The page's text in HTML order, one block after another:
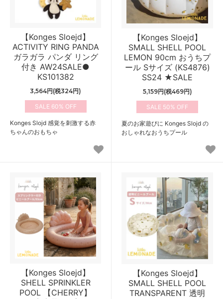
【Konges Sloejd】
ACTIVITY RING PANDA
ガラガラ パンダ リング
付き AW24SALE●
KS101382
3,564円(税324円)
60%
Konges Slojd 感覚を刺激する赤
ちゃんのおもちゃ
【Konges Sloejd】
SMALL SHELL POOL
LEMON 90cm おうちプ
ール Sサイズ (KS4876)
SS24 ★SALE
5,159円(税469円)
50%
夏のお家遊びに Konges Slojd の
おしゃれなおうちプール
【Konges Sloejd】
SHELL SPRINKLER
POOL 【CHERRY】
【Konges Sloejd】
SMALL SHELL POOL
TRANSPARENT 透明